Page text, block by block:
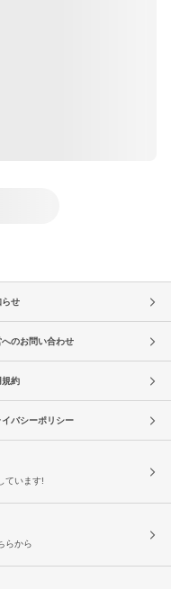
らせ
へのお問い合わせ
規約
イバシーポリシー
ています!
らから